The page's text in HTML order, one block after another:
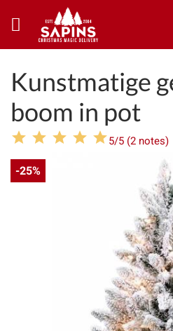
Kunstmatige
boom in pot
5/5 (2 notes)
-25%